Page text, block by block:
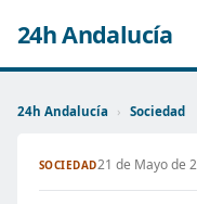
24h Andalucía
24h Andalucía › Sociedad
SOCIEDAD21 de Mayo de